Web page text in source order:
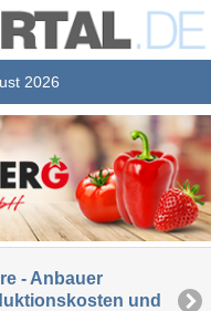
2026
- Anbauer
und